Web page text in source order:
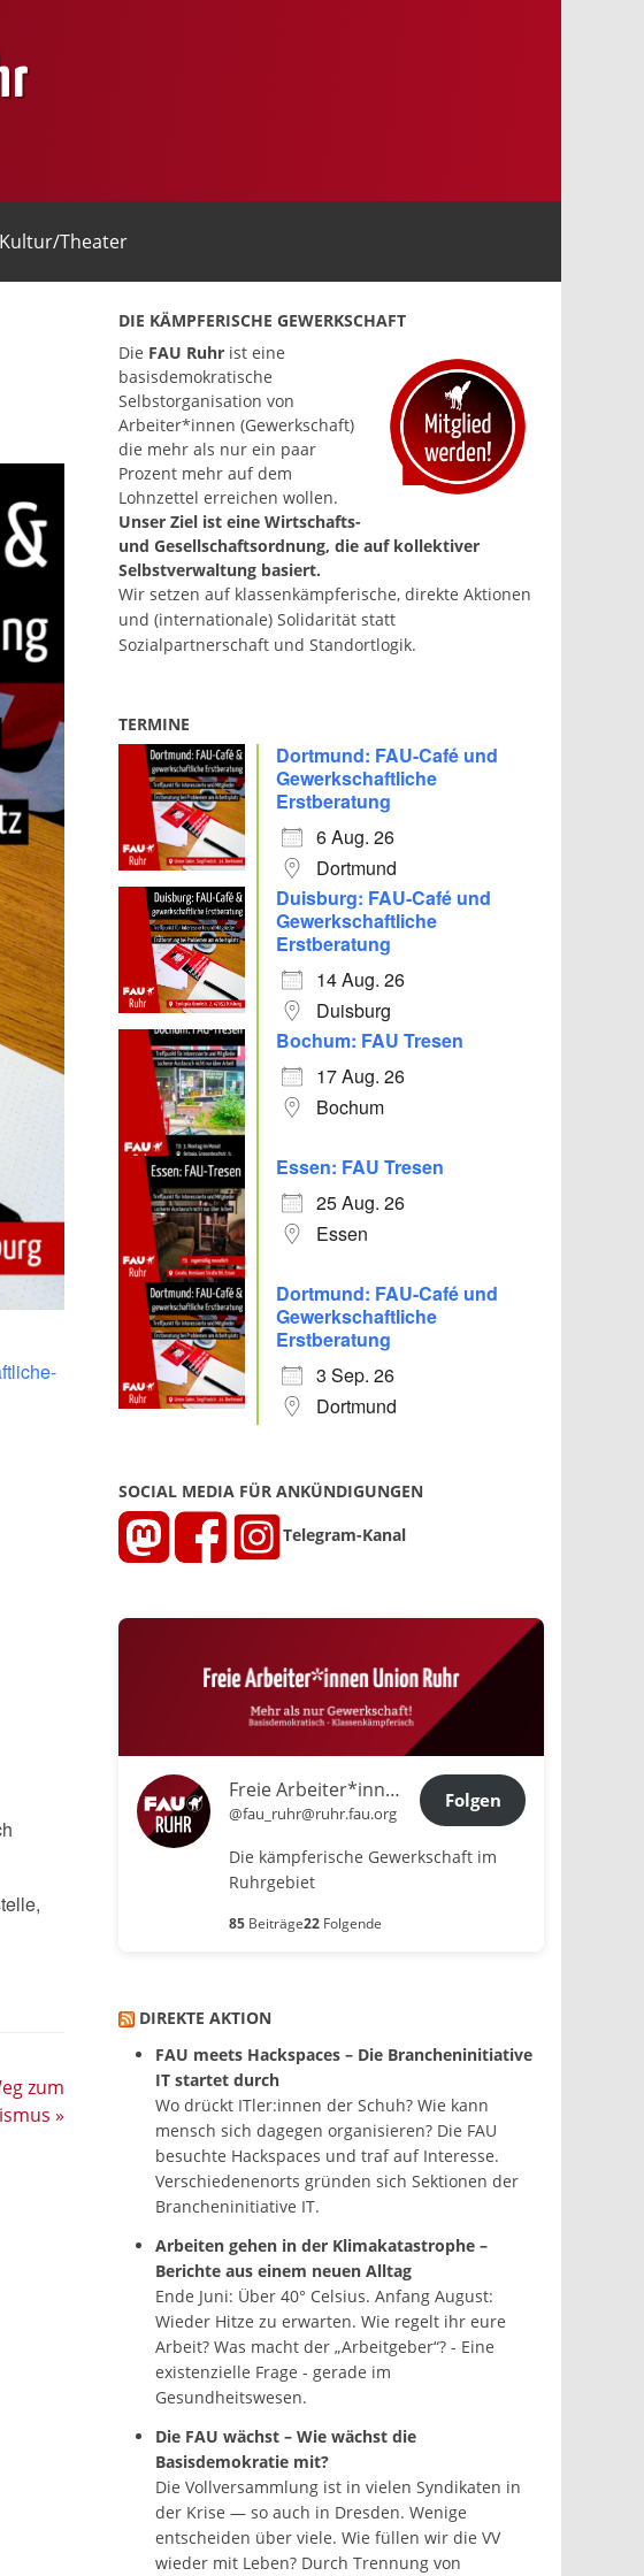
Theater
zum
»
DIE KÄMPFERISCHE GEWERKSCHAFT
Die FAU Ruhr ist eine
basisdemokratische
Selbstorganisation von
Arbeiter*innen (Gewerkschaft)
die mehr als nur ein paar
Prozent mehr auf dem
Lohnzettel erreichen wollen.
Unser Ziel ist eine Wirtschafts-
und Gesellschaftsordnung, die auf kollektiver
Selbstverwaltung basiert.
Wir setzen auf klassenkämpferische, direkte Aktionen
und (internationale) Solidarität statt
Sozialpartnerschaft und Standortlogik.
TERMINE
Dortmund: FAU-Café und
Gewerkschaftliche
Erstberatung
6 Aug. 26
Dortmund
Duisburg: FAU-Café und
Gewerkschaftliche
Erstberatung
14 Aug. 26
Duisburg
Bochum: FAU Tresen
17 Aug. 26
Bochum
Essen: FAU Tresen
25 Aug. 26
Essen
Dortmund: FAU-Café und
Gewerkschaftliche
Erstberatung
3 Sep. 26
Dortmund
SOCIAL MEDIA FÜR ANKÜNDIGUNGEN
Telegram-Kanal
Freie Arbeiter*innen Union Ruhr
@fau_ruhr@ruhr.fau.org
Folgen
Die kämpferische Gewerkschaft im
Ruhrgebiet
85 Beiträge22 Folgende
DIREKTE AKTION
FAU meets Hackspaces – Die Brancheninitiative
IT startet durch
Wo drückt ITler:innen der Schuh? Wie kann
mensch sich dagegen organisieren? Die FAU
besuchte Hackspaces und traf auf Interesse.
Verschiedenenorts gründen sich Sektionen der
Brancheninitiative IT.
Arbeiten gehen in der Klimakatastrophe –
Berichte aus einem neuen Alltag
Ende Juni: Über 40° Celsius. Anfang August:
Wieder Hitze zu erwarten. Wie regelt ihr eure
Arbeit? Was macht der „Arbeitgeber“? - Eine
existenzielle Frage - gerade im
Gesundheitswesen.
Die FAU wächst – Wie wächst die
Basisdemokratie mit?
Die Vollversammlung ist in vielen Syndikaten in
der Krise — so auch in Dresden. Wenige
entscheiden über viele. Wie füllen wir die VV
wieder mit Leben? Durch Trennung von